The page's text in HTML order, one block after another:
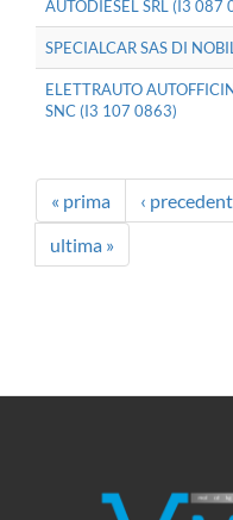
AUTODIESEL SRL (I3 087
SPECIALCAR SAS DI
ELETTRAUTO
SNC (I3 107 0863)
« prima ‹
ultima »